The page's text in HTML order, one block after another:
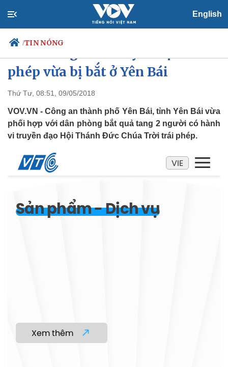
English
/TIN NÓNG
Chính trị
Đảng
Tổ chức nhân sự
Quốc hội
Nhận diện sự thật
Tin 24h
Dự báo thời tiết
Giáo dục
phép vừa bị bắt ở Yên Bái
Thứ Tư, 08:51, 09/05/2018
VOV.VN - Công an thành phố Yên Bái, tỉnh Yên Bái vừa
phối hợp với dân phòng bắt quả tang 2 người có hành
vi truyền đạo Hội Thánh Đức Chúa Trời trái phép.